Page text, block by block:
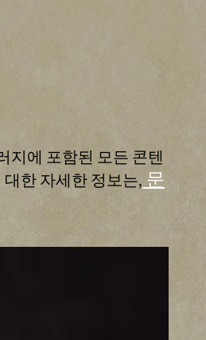
지에 포함된 모든 콘텐
한 자세한 정보는, 문